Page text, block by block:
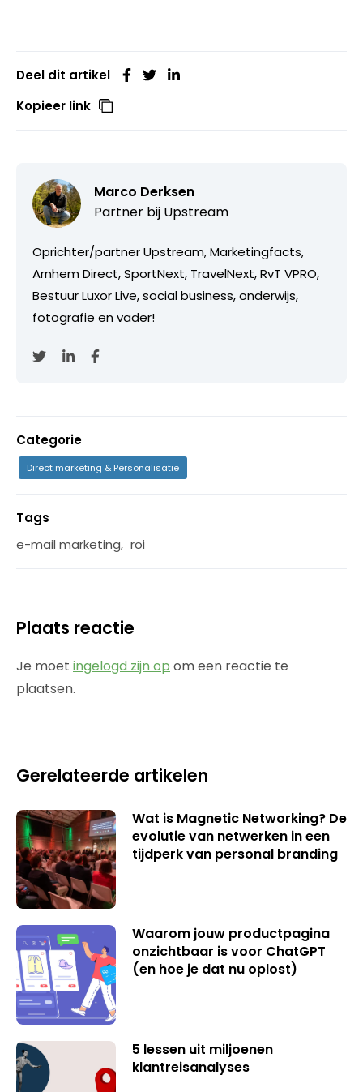
Deel dit artikel
Kopieer link
Marco Derksen
Partner bij Upstream
Oprichter/partner Upstream, Marketingfacts,
Arnhem Direct, SportNext, TravelNext, RvT VPRO,
Bestuur Luxor Live, social business, onderwijs,
fotografie en vader!
Categorie
Direct marketing & Personalisatie
Tags
e-mail marketing, roi
Plaats reactie
Je moet ingelogd zijn op om een reactie te
plaatsen.
Gerelateerde artikelen
Wat is Magnetic Networking? De
evolutie van netwerken in een
tijdperk van personal branding
Waarom jouw productpagina
onzichtbaar is voor ChatGPT
(en hoe je dat nu oplost)
5 lessen uit miljoenen
klantreisanalyses